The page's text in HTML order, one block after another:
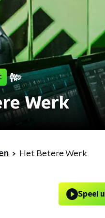
Werk
Het Betere Werk
Speel